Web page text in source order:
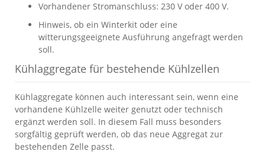
Vorhandener Stromanschluss: 230 V oder 400 V.
Hinweis, ob ein Winterkit oder eine
witterungsgeeignete Ausführung angefragt werden
soll.
Kühlaggregate für bestehende Kühlzellen
Kühlaggregate können auch interessant sein, wenn eine
vorhandene Kühlzelle weiter genutzt oder technisch
ergänzt werden soll. In diesem Fall muss besonders
sorgfältig geprüft werden, ob das neue Aggregat zur
bestehenden Zelle passt.